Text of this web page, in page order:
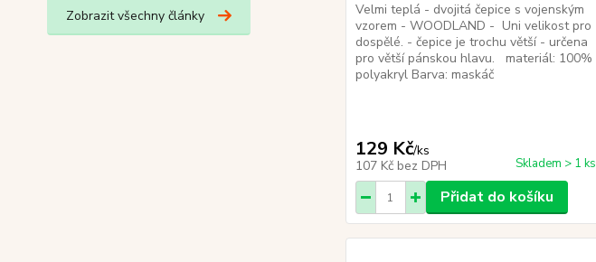
Zobrazit všechny články
Velmi teplá - dvojitá čepice s vojenským
vzorem - WOODLAND - Uni velikost pro
dospělé. - čepice je trochu větší - určena
pro větší pánskou hlavu. materiál: 100%
polyakryl Barva: maskáč
129 Kč/ks
107 Kč bez DPH Skladem > 1 ks
Přidat do košíku